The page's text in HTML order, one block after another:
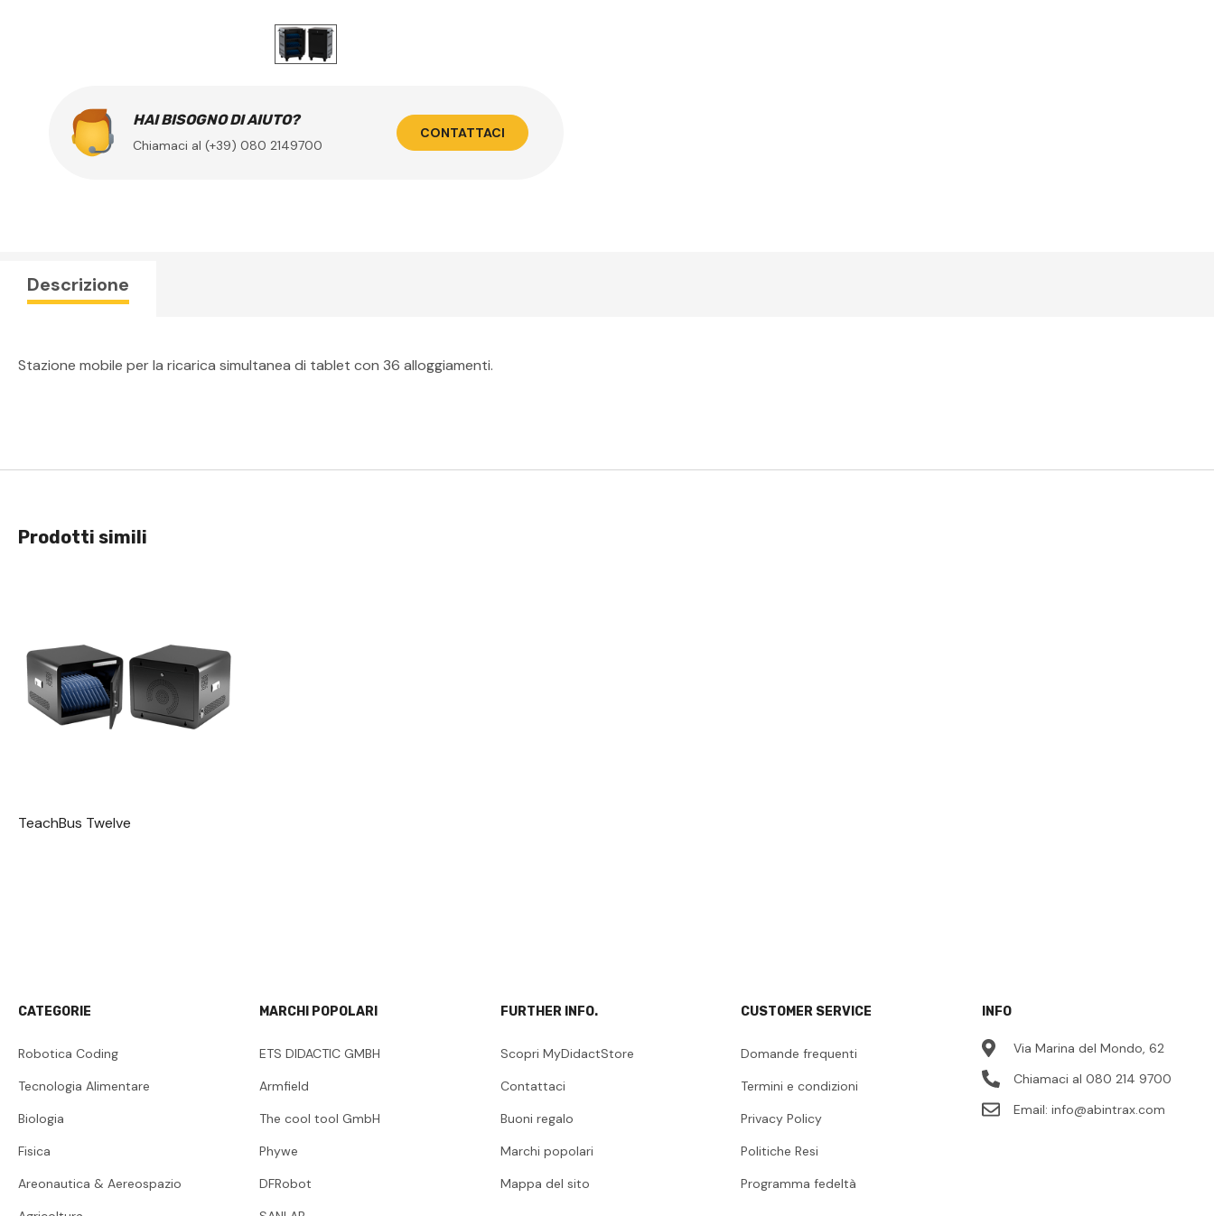
HAI BISOGNO DI AIUTO?
Chiamaci al (+39) 080 2149700
CONTATTACI
Descrizione
Stazione mobile per la ricarica simultanea di tablet con 36 alloggiamenti.
Prodotti simili
Visualizzazione Rapida
TeachBus Twelve
CATEGORIE
Robotica Coding
Tecnologia Alimentare
Biologia
Fisica
Areonautica & Aereospazio
MARCHI POPOLARI
ETS DIDACTIC GMBH
Armfield
The cool tool GmbH
Phywe
DFRobot
FURTHER INFO.
Scopri MyDidactStore
Contattaci
Buoni regalo
Marchi popolari
Mappa del sito
CUSTOMER SERVICE
Domande frequenti
Termini e condizioni
Privacy Policy
Politiche Resi
Programma fedeltà
INFO
Via Marina del Mondo, 62
Chiamaci al 080 214 9700
Email:info@abintrax.com